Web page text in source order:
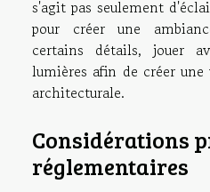
s'agit pas seulement
pour créer une
certains détails, jouer
lumières afin de créer
architecturale.
Considérations
réglementaires